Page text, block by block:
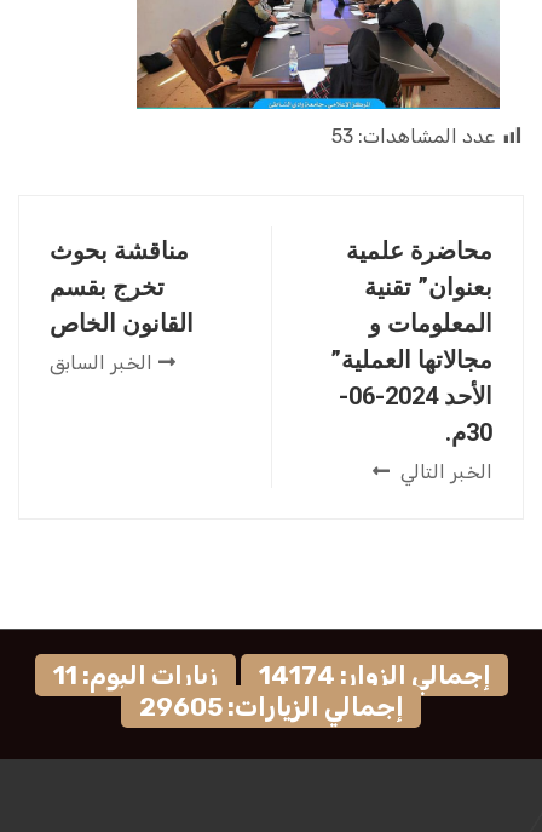
عدد المشاهدات: 53
مناقشة بحوث
تخرج بقسم
القانون الخاص
الخبر السابق
محاضرة علمية
بعنوان” تقنية
المعلومات و
مجالاتها العملية”
الأحد 2024-06-
30م.
الخبر التالي
إجمالي الزوار: 14174
زيارات اليوم: 11
إجمالي الزيارات: 29605